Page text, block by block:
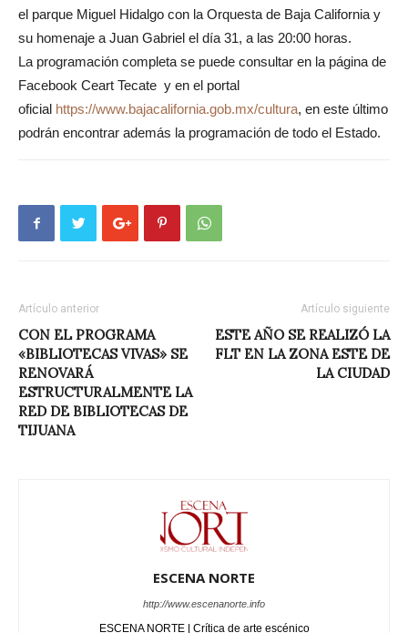
el parque Miguel Hidalgo con la Orquesta de Baja California y
su homenaje a Juan Gabriel el día 31, a las 20:00 horas.
La programación completa se puede consultar en la página de
Facebook Ceart Tecate y en el portal
oficial https://www.bajacalifornia.gob.mx/cultura, en este último
podrán encontrar además la programación de todo el Estado.
Artículo anterior
CON EL PROGRAMA
«BIBLIOTECAS VIVAS» SE
RENOVARÁ
ESTRUCTURALMENTE LA
RED DE BIBLIOTECAS DE
TIJUANA
Artículo siguiente
ESTE AÑO SE REALIZÓ LA
FLT EN LA ZONA ESTE DE
LA CIUDAD
ESCENA NORTE
http://www.escenanorte.info
ESCENA NORTE | Crítica de arte escénico